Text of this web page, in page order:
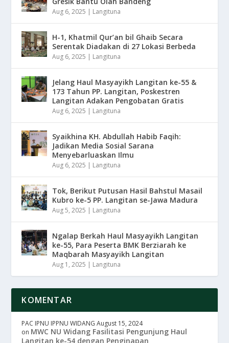
Aug 6, 2025 | Langituna
H-1, Khatmil Qur’an bil Ghaib Secara
Serentak Diadakan di 27 Lokasi Berbeda
Aug 6, 2025 | Langituna
Jelang Haul Masyayikh Langitan ke-55 &
173 Tahun PP. Langitan, Poskestren
Langitan Adakan Pengobatan Gratis
Aug 6, 2025 | Langituna
Syaikhina KH. Abdullah Habib Faqih:
Jadikan Media Sosial Sarana
Menyebarluaskan Ilmu
Aug 6, 2025 | Langituna
Tok, Berikut Putusan Hasil Bahstul Masail
Kubro ke-5 PP. Langitan se-Jawa Madura
Aug 5, 2025 | Langituna
Ngalap Berkah Haul Masyayikh Langitan
ke-55, Para Peserta BMK Berziarah ke
Maqbarah Masyayikh Langitan
Aug 1, 2025 | Langituna
KOMENTAR
PAC IPNU IPPNU WIDANG August 15, 2024
on MWC NU Widang Fasilitasi Pengunjung Haul
Langitan ke-54 dengan Penginapan